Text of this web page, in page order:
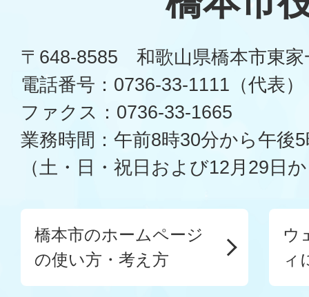
〒648-8585 和歌山県橋本市東家
電話番号：0736-33-1111（代表）
ファクス：0736-33-1665
業務時間：午前8時30分から午後
（土・日・祝日および12月29日
橋本市のホームページ
の使い方・考え方
ウ
ィ